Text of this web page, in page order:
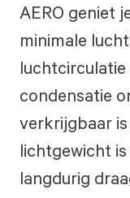
AERO geniet
minimale
condensatie
verkrijgbaar
lichtgewicht
langdurig